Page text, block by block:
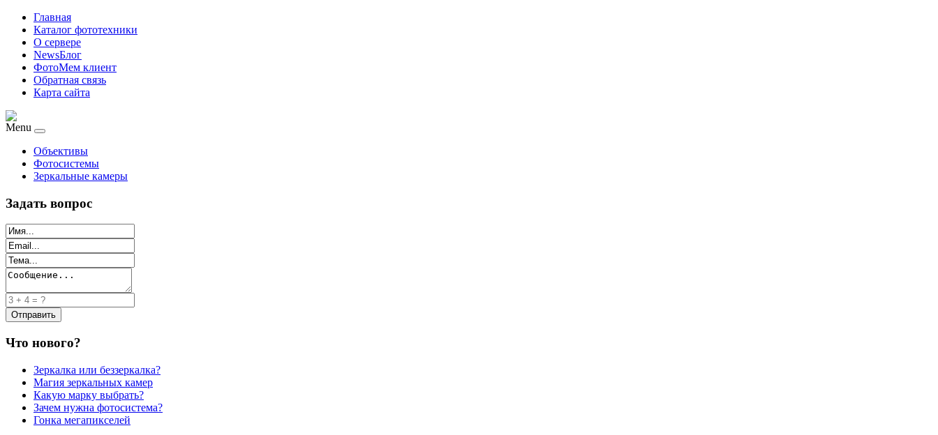
Главная
Каталог фототехники
О сервере
NewsБлог
ФотоМем клиент
Обратная связь
Карта сайта
Menu
Объективы
Фотосистемы
Зеркальные камеры
Задать вопрос
Что нового?
Зеркалка или беззеркалка?
Магия зеркальных камер
Какую марку выбрать?
Зачем нужна фотосистема?
Гонка мегапикселей